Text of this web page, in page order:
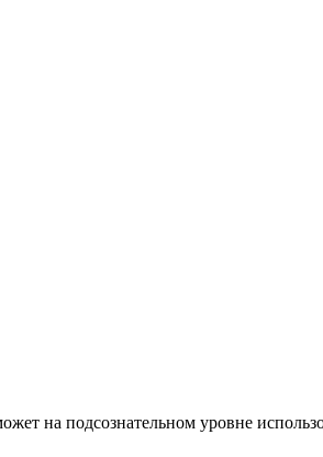
на подсознательном уровне